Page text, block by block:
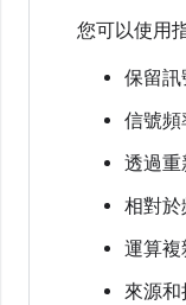
您可以使用
保留
信號頻
透過重
相對於
運算複
來源